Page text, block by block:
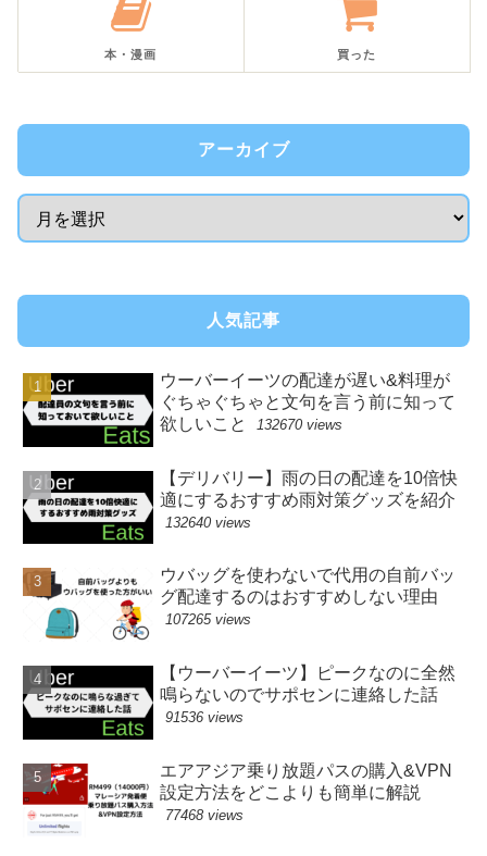
本・漫画 買った
アーカイブ
人気記事
ウーバーイーツの配達が遅い&料理が
ぐちゃぐちゃと文句を言う前に知って
欲しいこと
132670 views
【デリバリー】雨の日の配達を10倍快
適にするおすすめ雨対策グッズを紹介
132640 views
ウバッグを使わないで代用の自前バッ
グ配達するのはおすすめしない理由
107265 views
【ウーバーイーツ】ピークなのに全然
鳴らないのでサポセンに連絡した話
91536 views
エアアジア乗り放題パスの購入&VPN
設定方法をどこよりも簡単に解説
77468 views